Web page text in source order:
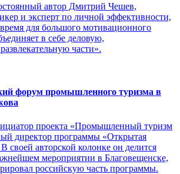
автор Дмитрий Чешев,
и эксперт по личной эффективности,
для большого мотивационного
в себе деловую,
части».
форум промышленного туризма в
проекта «Промышленный туризм
директор программы «Открытая
своей авторской колонке он делится
мероприятии в Благовещенске,
российскую часть программы.